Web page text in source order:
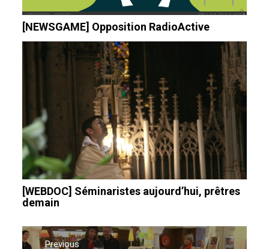
[NEWSGAME] Opposition RadioActive
[WEBDOC] Séminaristes aujourd’hui, prêtres
demain
Navigation
Previous